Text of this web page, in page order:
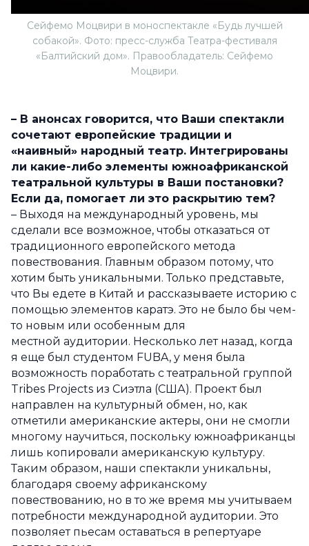
Сейфемо Моцвири в моноспектакле «Будь лучшей
собакой». Фото: пресс-служба Театра-фестиваля
«Балтийский дом». Правообладатель: Сейфемо
Моцвири.
– В анонсах говорится, что Ваши спектакли
сочетают европейские традиции и
«наивный» народный театр. Интегрированы
ли какие-либо элементы южноафриканской
театральной культуры в Ваши постановки?
Если да, помогает ли это раскрытию тем?
– Выходя на международный уровень, мы
сделали все возможное, чтобы отказаться от
традиционного европейского метода
повествования. Главным образом потому, что
хотим быть уникальными. Только представьте,
что Вы едете в Китай и рассказываете историю с
помощью элементов каратэ. Это не было бы чем-
то новым или особенным для
местной аудитории. Несколько лет назад, когда
я еще был студентом FUBA, у меня была
возможность поработать с театральной группой
Tribes Projects из Сиэтла (США). Проект был
направлен на культурный обмен, но, как
отметили американские актеры, они не смогли
многому научиться, поскольку южноафриканцы
лишь копировали американскую культуру.
Таким образом, наши спектакли уникальны,
благодаря своему африканскому
повествованию, но в то же время мы учитываем
потребности международной аудитории. Это
позволяет пьесам оставаться в репертуаре